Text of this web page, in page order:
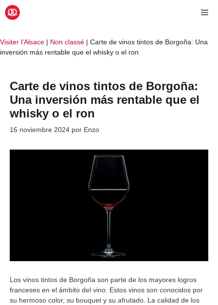
Saltar
Visiter l'Alsace | Non classé | Carte de vinos tintos de Borgoña: Una
inversión más rentable que el whisky o el ron
Carte de vinos tintos de Borgoña:
Una inversión más rentable que el
whisky o el ron
16 noviembre 2024 por Enzo
Los vinos tintos de Borgoña son parte de los mayores logros
franceses en el ámbito del vino. Estos vinos son conocidos por
su hermoso color, su bouquet y su afrutado. La calidad de los